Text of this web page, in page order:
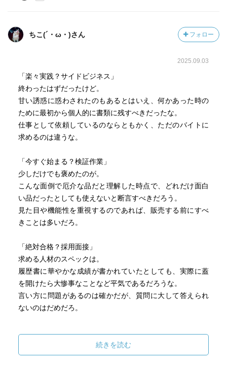
ちこ(´・ω・)さん フォロー
2025.09.03
「楽々実践？サイドビジネス」
終わったはずだったけど。
甘い誘惑に惑わされたのもあるとはいえ、何かあった時の
ために最初から個人的に書類に残すべきだったな。
仕事として依頼しているのならともかく、ただのバイトに
求めるのは違うな。
「今すぐ始まる？検証作業」
少しだけでも褒めたのが。
こんな面倒で厄介な品だと理解した時点で、どれだけ面白
い品だったとしても使えないと断言すべきだろう。
見た目や機能性を重視するのであれば、販売する前にすべ
きことは多いだろ。
「絶対合格？採用面接」
求める人材のスペックは。
履歴書に華やかな成績が書かれていたとしても、実際に蓋
を開けたら大惨事なことなど平気であるだろうな。
言い方に問題があるのは確かだが、質問に大して答えられ
ないのはだめだろ。
自分なりに完璧に終えた。
誰かに向かって話すことは慣れていたとしても、それが仕
続きを読む